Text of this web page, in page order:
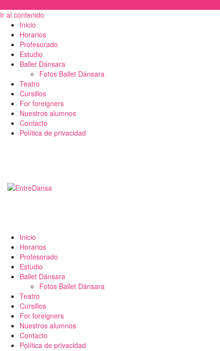
Ir al contenido
Inicio
Horarios
Profesorado
Estudio
Ballet Dánsara
Fotos Ballet Dánsara
Teatro
Cursillos
For foreigners
Nuestros alumnos
Contacto
Política de privacidad
Inicio
Horarios
Profesorado
Estudio
Ballet Dánsara
Fotos Ballet Dánsara
Teatro
Cursillos
For foreigners
Nuestros alumnos
Contacto
Política de privacidad